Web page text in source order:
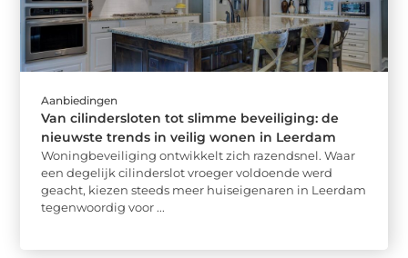
Aanbiedingen
Van cilindersloten tot slimme beveiliging: de
nieuwste trends in veilig wonen in Leerdam
Woningbeveiliging ontwikkelt zich razendsnel. Waar
een degelijk cilinderslot vroeger voldoende werd
geacht, kiezen steeds meer huiseigenaren in Leerdam
tegenwoordig voor ...